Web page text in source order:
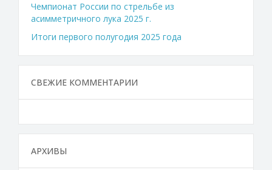
Чемпионат России по стрельбе из
асимметричного лука 2025 г.
Итоги первого полугодия 2025 года
СВЕЖИЕ КОММЕНТАРИИ
АРХИВЫ